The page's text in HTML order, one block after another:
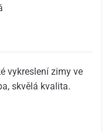
vykreslení zimy ve
skvělá kvalita.